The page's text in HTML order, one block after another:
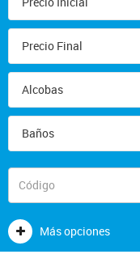
Más opciones